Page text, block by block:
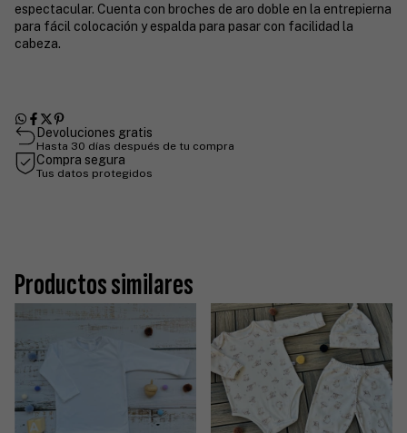
espectacular. Cuenta con broches de aro doble en la entrepierna
para fácil colocación y espalda para pasar con facilidad la
cabeza.
Devoluciones gratis
Hasta 30 días después de tu compra
Compra segura
Tus datos protegidos
Productos similares